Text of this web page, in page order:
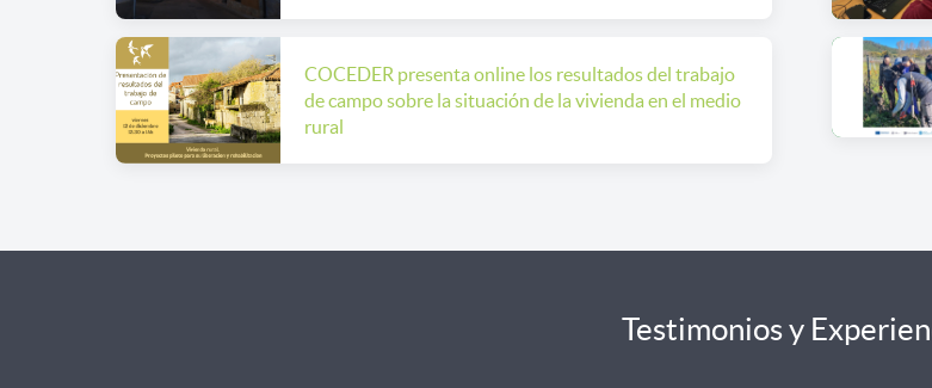
COCEDER presenta online los resultados del trabajo
de campo sobre la situación de la vivienda en el medio
rural
Testimonios y